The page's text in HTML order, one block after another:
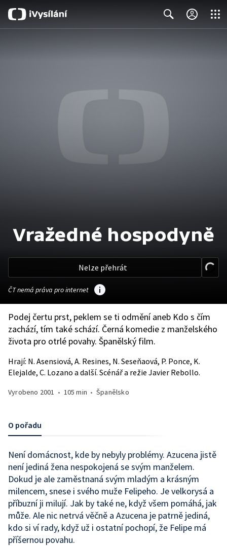
Vražedné hospodyně
Nelze přehrát
ČT nemá práva pro internet
Podej čertu prst, peklem se ti odmění aneb Kdo s čím
zachází, tím také schází. Černá komedie z manželského
života pro otrlé povahy. Španělský film.
Hrají: N. Asensiová, A. Resines, N. Seseňaová, P. Ponce, K.
Elejalde, C. Lozano a další. Scénář a režie Javier Rebollo.
Vyrobeno 2001 • 105 min •Španělsko
O pořadu
Není domácnost, kde by nebyly problémy. Azucena jistě
není jediná žena nespokojená se svým manželem.
Dokud je ale zaměstnaná svým mladým a krásným
milencem, snese i svého muže Felipeho. Je velkorysá a
příbuzní ji milují. Jak by také ne, když všem pomáhá, jak
může. Ale nic netrvá věčně a Azucena je patrně jediná,
kdo si ví rady, když už i ostatní pochopí, že Felipe má
příšernou povahu.